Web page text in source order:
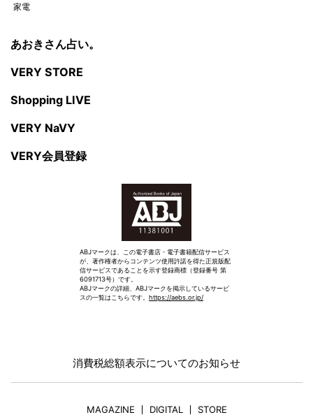
家電
あおきさん占い。
VERY STORE
Shopping LIVE
VERY NaVY
VERY会員登録
ABJマークは、この電子書店・電子書籍配信サービス
が、著作権者からコンテンツ使用許諾を得た正規版配
信サービスであることを示す登録商標（登録番号 第
6091713号）です。
ABJマークの詳細、ABJマークを掲示しているサービ
スの一覧はこちらです。 https://aebs.or.jp/
消費税総額表示についてのお知らせ
MAGAZINE DIGITAL STORE